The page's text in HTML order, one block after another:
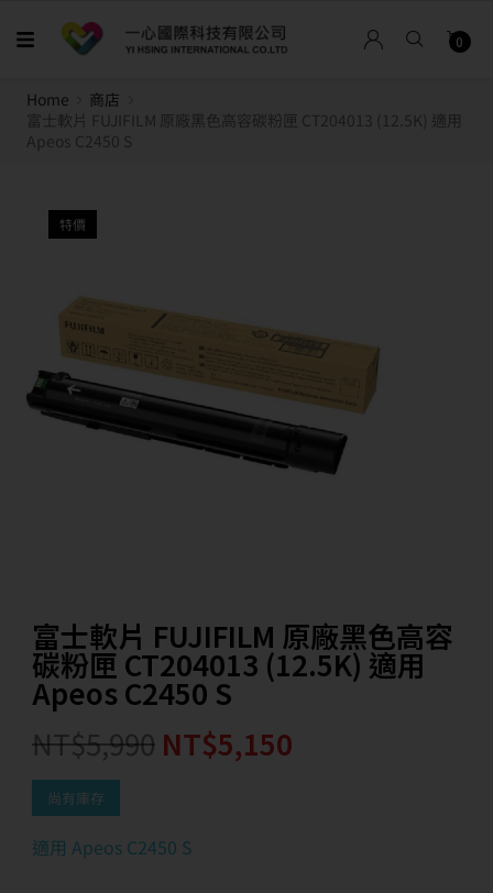
0
Home
商店
富士軟片 FUJIFILM 原廠黑色高容碳粉匣 CT204013 (12.5K) 適用
Apeos C2450 S
特價
富士軟片 FUJIFILM 原廠黑色高容
碳粉匣 CT204013 (12.5K) 適用
Apeos C2450 S
NT$5,990 NT$5,150
尚有庫存
適用 Apeos C2450 S